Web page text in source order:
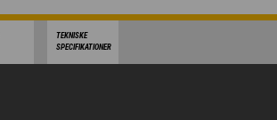
TEKNISKE
SPECIFIKATIONER